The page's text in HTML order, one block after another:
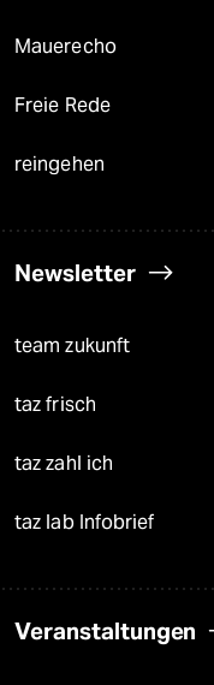
Mauerecho
Freie Rede
reingehen
Newsletter
team zukunft
taz frisch
taz zahl ich
taz lab Infobrief
Veranstaltungen